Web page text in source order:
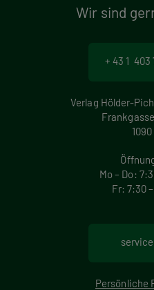
Wir sind
+ 43 1 403
Verlag Hölder-
Mo – Do:
Fr: 7:30
Persönliche